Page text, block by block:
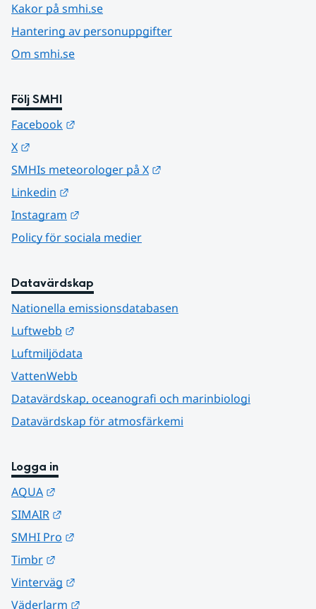
Kakor på smhi.se
Hantering av personuppgifter
Om smhi.se
Följ SMHI
Facebook
X
SMHIs meteorologer på X
Linkedin
Instagram
Policy för sociala medier
Datavärdskap
Nationella emissionsdatabasen
Luftwebb
Luftmiljödata
VattenWebb
Datavärdskap, oceanografi och marinbiologi
Datavärdskap för atmosfärkemi
Logga in
AQUA
SIMAIR
SMHI Pro
Timbr
Vinterväg
Väderlarm